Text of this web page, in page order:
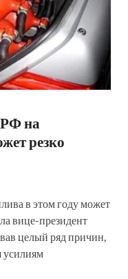
РФ на
резко
в этом году может
вице-президент
целый ряд причин,
усилиям